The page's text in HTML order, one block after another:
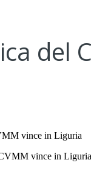
del
vince in Liguria